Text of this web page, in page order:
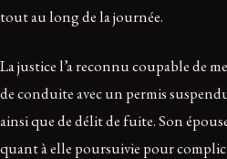
tout au long de la journée.
La justice l’a reconnu coupable de
de conduite avec un permis
ainsi que de délit de fuite. Son
quant à elle poursuivie pour